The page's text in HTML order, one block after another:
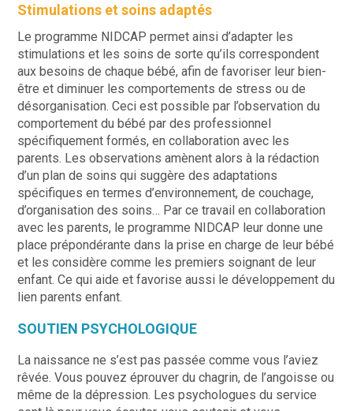
Stimulations et soins adaptés
Le programme NIDCAP permet ainsi d’adapter les
stimulations et les soins de sorte qu’ils correspondent
aux besoins de chaque bébé, afin de favoriser leur bien-
être et diminuer les comportements de stress ou de
désorganisation. Ceci est possible par l’observation du
comportement du bébé par des professionnel
spécifiquement formés, en collaboration avec les
parents. Les observations amènent alors à la rédaction
d’un plan de soins qui suggère des adaptations
spécifiques en termes d’environnement, de couchage,
d’organisation des soins… Par ce travail en collaboration
avec les parents, le programme NIDCAP leur donne une
place prépondérante dans la prise en charge de leur bébé
et les considère comme les premiers soignant de leur
enfant. Ce qui aide et favorise aussi le développement du
lien parents enfant.
SOUTIEN PSYCHOLOGIQUE
La naissance ne s’est pas passée comme vous l’aviez
rêvée. Vous pouvez éprouver du chagrin, de l’angoisse ou
même de la dépression. Les psychologues du service